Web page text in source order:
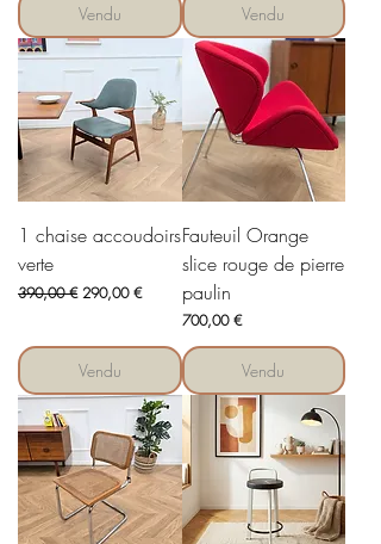
Vendu Vendu
1 chaise accoudoirs
verte
Prix original
390,00 € Prix promotionnel
290,00 €
Vendu
Fauteuil Orange
slice rouge de pierre
paulin
Prix
700,00 €
Vendu